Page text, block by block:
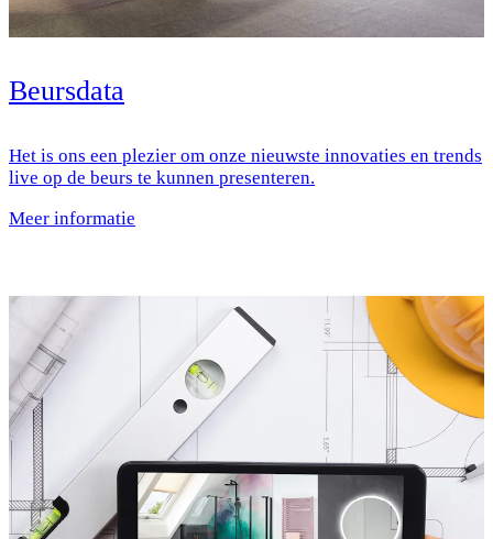
Beursdata
Het is ons een plezier om onze nieuwste innovaties en trends
live op de beurs te kunnen presenteren.
Meer informatie